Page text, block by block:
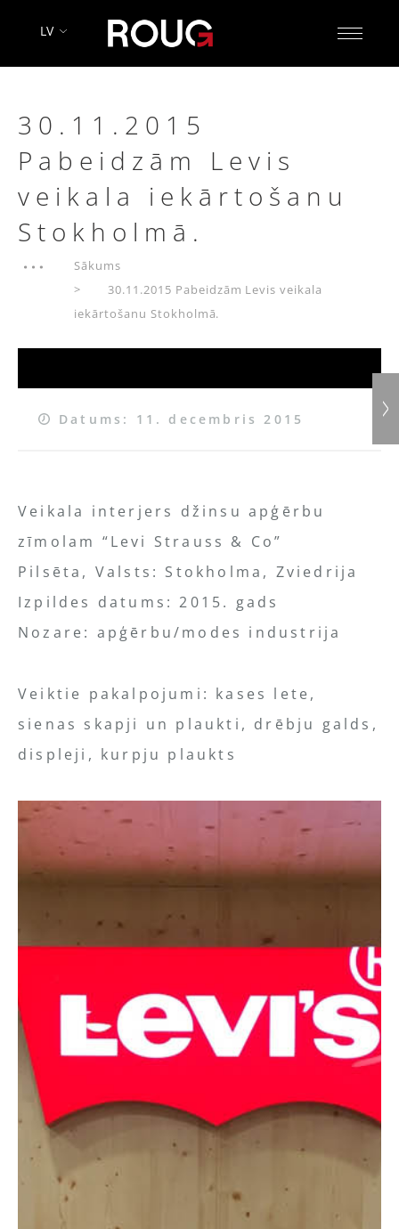
LV
30.11.2015
Pabeidzām Levis
veikala iekārtošanu
Stokholmā.
Sākums
30.11.2015 Pabeidzām Levis veikala
iekārtošanu Stokholmā.
Datums: 11. decembris 2015
Veikala interjers džinsu apģērbu
zīmolam “Levi Strauss & Co”
Pilsēta, Valsts: Stokholma, Zviedrija
Izpildes datums: 2015. gads
Nozare: apģērbu/modes industrija
Veiktie pakalpojumi: kases lete,
sienas skapji un plaukti, drēbju galds,
displeji, kurpju plaukts